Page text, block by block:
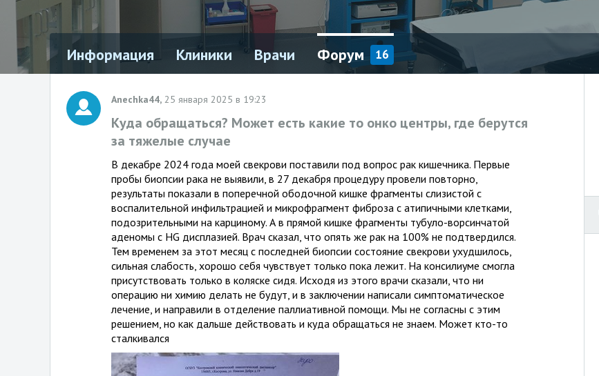
Информация Клиники Врачи Форум 16
Anechka44, 25 января 2025 в 19:23
Куда обращаться? Может есть какие то онко центры, где берутся
за тяжелые случае
В декабре 2024 года моей свекрови поставили под вопрос рак кишечника. Первые
пробы биопсии рака не выявили, в 27 декабря процедуру провели повторно,
результаты показали в поперечной ободочной кишке фрагменты слизистой с
воспалительной инфильтрацией и микрофрагмент фиброза с атипичными клетками,
подозрительными на карциному. А в прямой кишке фрагменты тубуло-ворсинчатой
аденомы с HG дисплазией. Врач сказал, что опять же рак на 100% не подтвердился.
Тем временем за этот месяц с последней биопсии состояние свекрови ухудшилось,
сильная слабость, хорошо себя чувствует только пока лежит. На консилиуме смогла
присутствовать только в коляске сидя. Исходя из этого врачи сказали, что ни
операцию ни химию делать не будут, и в заключении написали симптоматическое
лечение, и направили в отделение паллиативной помощи. Мы не согласны с этим
решением, но как дальше действовать и куда обращаться не знаем. Может кто-то
сталкивался